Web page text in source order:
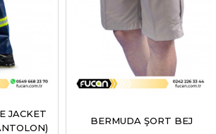
JACKET
BERMUDA ŞORT BEJ